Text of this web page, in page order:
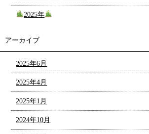
2025年
アーカイブ
2025年6月
2025年4月
2025年1月
2024年10月